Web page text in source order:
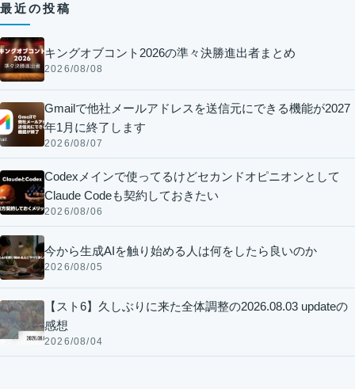
最近の投稿
キングオブコント2026の準々決勝進出者まとめ
2026/08/08
Gmailで他社メールアドレスを送信元にできる機能が2027
年1月に終了します
2026/08/07
Codexメインで使ってるけどセカンドオピニオンとして
Claude Codeも契約しておきたい
2026/08/06
今から生成AIを触り始める人は何をしたら良いのか
2026/08/05
【スト6】久しぶりに来た全体調整の2026.08.03 updateの
感想
2026/08/04